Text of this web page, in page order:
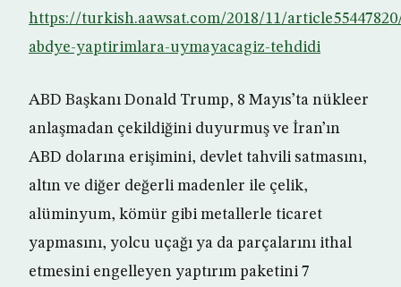
https://turkish.aawsat.com/2018/11/
abdye-yaptirimlara-uymayacagiz-tehdidi
ABD Başkanı Donald Trump, 8 Mayıs’ta nükleer
anlaşmadan çekildiğini duyurmuş ve İran’ın
ABD dolarına erişimini, devlet tahvili satmasını,
altın ve diğer değerli madenler ile çelik,
alüminyum, kömür gibi metallerle ticaret
yapmasını, yolcu uçağı ya da parçalarını ithal
etmesini engelleyen yaptırım paketini 7